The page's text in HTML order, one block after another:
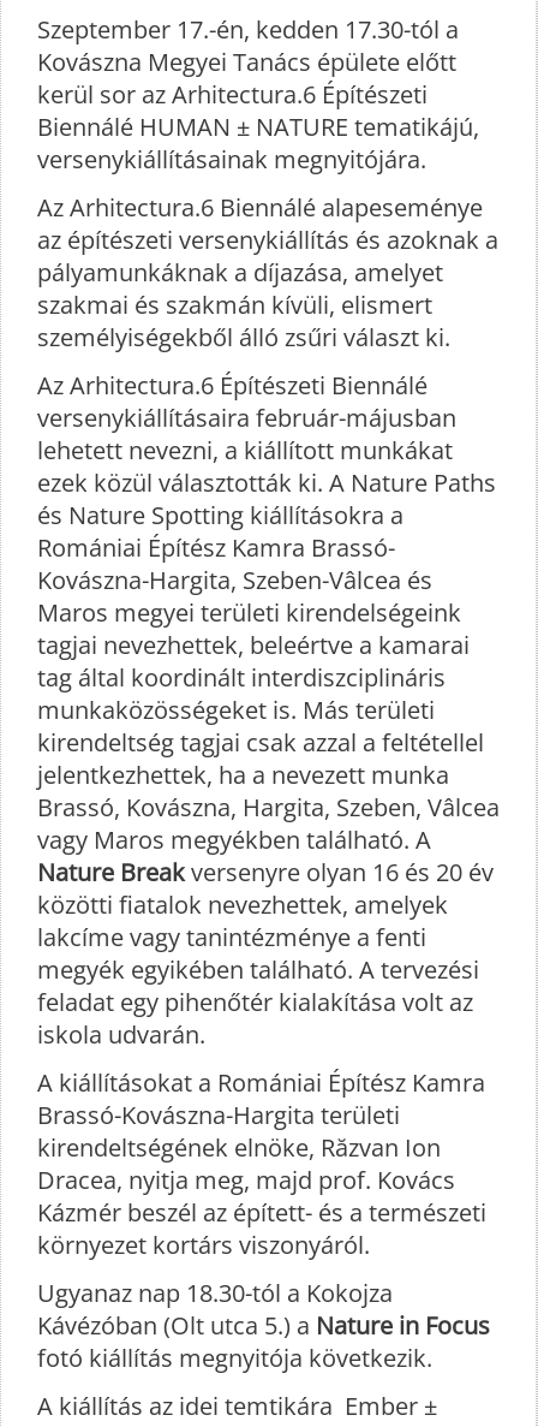
Szeptember 17.-én, kedden 17.30-tól a
Kovászna Megyei Tanács épülete előtt
kerül sor az Arhitectura.6 Építészeti
Biennálé HUMAN ± NATURE tematikájú,
versenykiállításainak megnyitójára.
Az Arhitectura.6 Biennálé alapeseménye
az építészeti versenykiállítás és azoknak a
pályamunkáknak a díjazása, amelyet
szakmai és szakmán kívüli, elismert
személyiségekből álló zsűri választ ki.
Az Arhitectura.6 Építészeti Biennálé
versenykiállításaira február-májusban
lehetett nevezni, a kiállított munkákat
ezek közül választották ki. A Nature Paths
és Nature Spotting kiállításokra a
Romániai Építész Kamra Brassó-
Kovászna-Hargita, Szeben-Vâlcea és
Maros megyei területi kirendelségeink
tagjai nevezhettek, beleértve a kamarai
tag által koordinált interdiszciplináris
munkaközösségeket is. Más területi
kirendeltség tagjai csak azzal a feltétellel
jelentkezhettek, ha a nevezett munka
Brassó, Kovászna, Hargita, Szeben, Vâlcea
vagy Maros megyékben található. A
Nature Breakversenyre olyan 16 és 20 év
közötti fiatalok nevezhettek, amelyek
lakcíme vagy tanintézménye a fenti
megyék egyikében található. A tervezési
feladat egy pihenőtér kialakítása volt az
iskola udvarán.
A kiállításokat a Romániai Építész Kamra
Brassó-Kovászna-Hargita területi
kirendeltségének elnöke, Răzvan Ion
Dracea, nyitja meg, majd prof. Kovács
Kázmér beszél az épített- és a természeti
környezet kortárs viszonyáról.
Ugyanaz nap 18.30-tól a Kokojza
Kávézóban (Olt utca 5.) a Nature in Focus
fotó kiállítás megnyitója következik.
A kiállítás az idei temtikára Ember ±